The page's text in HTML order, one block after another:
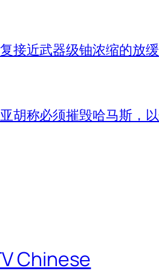
接近武器级铀浓缩的放缓
胡称必须摧毁哈马斯，
Chinese